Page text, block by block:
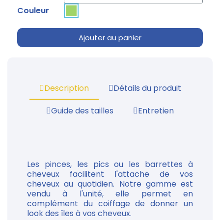
Couleur
Ajouter au panier
Description
Détails du produit
Guide des tailles
Entretien
Les pinces, les pics ou les barrettes à
cheveux facilitent l'attache de vos
cheveux au quotidien. Notre gamme est
vendu à l'unité, elle permet en
complément du coiffage de donner un
look des îles à vos cheveux.